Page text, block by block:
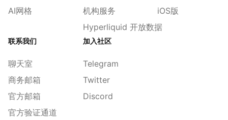
AI网格
机构服务
Hyperliquid 开放数据
iOS版
联系我们
聊天室
商务邮箱
官方邮箱
官方验证通道
加入社区
Telegram
Twitter
Discord